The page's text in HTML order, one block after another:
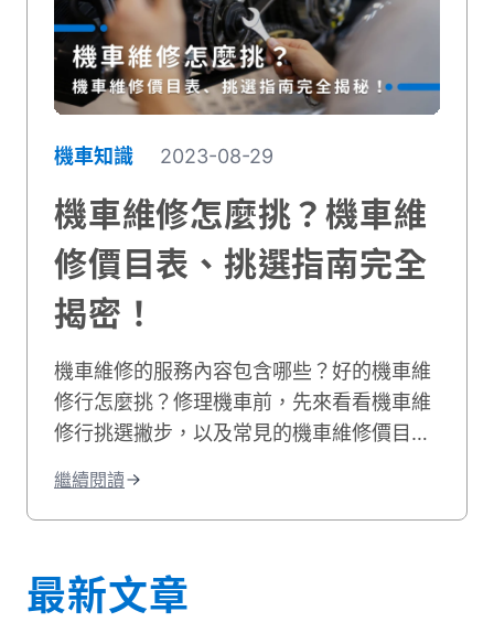
機車知識 2023-08-29
機車維修怎麼挑？機車維
修價目表、挑選指南完全
揭密！
機車維修的服務內容包含哪些？好的機車維
修行怎麼挑？修理機車前，先來看看機車維
修行挑選撇步，以及常見的機車維修價目
你！
繼續閱讀
最新文章